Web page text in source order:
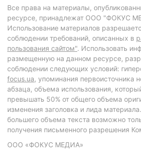
Все права на материалы,
ресурсе, принадлежат ООО "ФОКУС
Использование материалов
соблюдении требований, описанных в
пользования сайтом". Использовать
размещенную на данном ресурсе,
соблюдении следующих условий:
focus.ua, упоминания первоисточника
абзаца, объема использования,
превышать 50% от общего объема
изменения заголовка и лида
большего объема текста возможно
получения письменного разрешения
ООО «ФОКУС МЕДИА»